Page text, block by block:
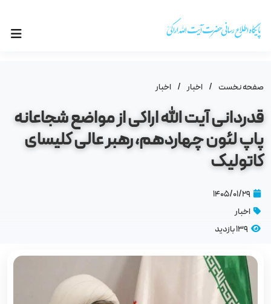
صفحه نخست / اخبار / اخبار
قدردانی آیت الله اراکی از مواضع شجاعانه
پاپ لئون چهاردهم، رهبر عالی کلیسای
کاتولیک
۱۴۰۵/۰۱/۲۹
اخبار
139 بازدید